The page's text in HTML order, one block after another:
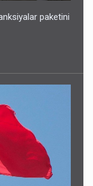
paketini